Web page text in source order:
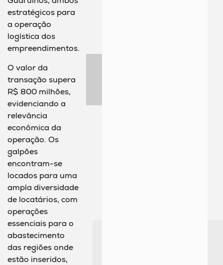
estratégicos para
a operação
logística dos
empreendimentos.
O valor da
transação supera
R$ 800 milhões,
evidenciando a
relevância
econômica da
operação. Os
galpões
encontram-se
locados para uma
ampla diversidade
de locatários, com
operações
essenciais para o
abastecimento
das regiões onde
estão inseridos,